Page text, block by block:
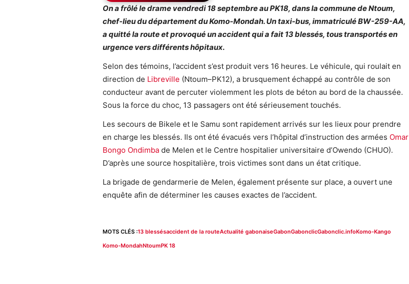
On a frôlé le drame vendredi 18 septembre au PK18, dans la commune de Ntoum,
chef-lieu du département du Komo-Mondah. Un taxi-bus, immatriculé BW-259-AA,
a quitté la route et provoqué un accident qui a fait 13 blessés, tous transportés en
urgence vers différents hôpitaux.
Selon des témoins, l’accident s’est produit vers 16 heures. Le véhicule, qui roulait en
direction de Libreville (Ntoum–PK12), a brusquement échappé au contrôle de son
conducteur avant de percuter violemment les plots de béton au bord de la chaussée.
Sous la force du choc, 13 passagers ont été sérieusement touchés.
Les secours de Bikele et le Samu sont rapidement arrivés sur les lieux pour prendre
en charge les blessés. Ils ont été évacués vers l’hôpital d’instruction des armées Omar
Bongo Ondimbade Melen et le Centre hospitalier universitaire d’Owendo (CHUO).
D’après une source hospitalière, trois victimes sont dans un état critique.
La brigade de gendarmerie de Melen, également présente sur place, a ouvert une
enquête afin de déterminer les causes exactes de l’accident.
MOTS CLÉS :13 blessésaccident de la routeActualité gabonaiseGabonGabonclicGabonclic.infoKomo-Kango
Komo-MondahNtoumPK 18